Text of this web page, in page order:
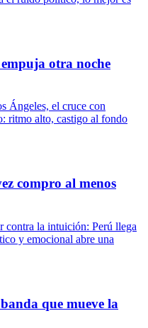
otra noche
Ángeles, el cruce con
ritmo alto, castigo al fondo
compro al menos
contra la intuición: Perú llega
y emocional abre una
que mueve la